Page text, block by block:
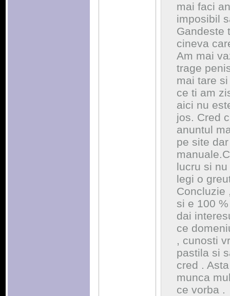
mai faci
imposibil
Gandeste
cineva
Am mai
trage
mai tare
ce ti am
aici nu
jos. Cred
anuntul
pe site
lucru si
legi o
Concluzie
si e 100
dai
ce
, cunosti
pastila si
cred .
munca
ce vorba .